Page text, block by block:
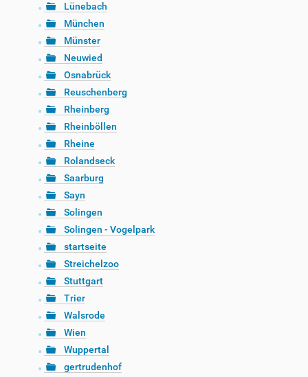
Lünebach
München
Münster
Neuwied
Osnabrück
Reuschenberg
Rheinberg
Rheinböllen
Rheine
Rolandseck
Saarburg
Sayn
Solingen
Solingen - Vogelpark
startseite
Streichelzoo
Stuttgart
Trier
Walsrode
Wien
Wuppertal
gertrudenhof